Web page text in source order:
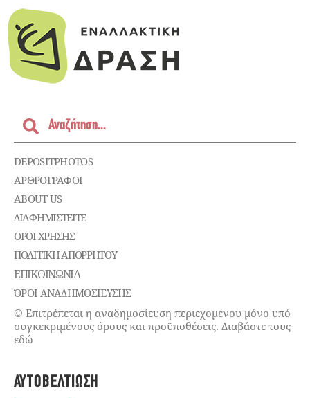
DEPOSITPHOTOS
ΑΡΘΡΟΓΡΑΦΟΙ
ABOUT US
ΔΙΑΦΗΜΙΣΤΕΊΤΕ
ΌΡΟΙ ΧΡΉΣΗΣ
ΠΟΛΙΤΙΚΉ ΑΠΟΡΡΉΤΟΥ
ΕΠΙΚΟΙΝΩΝΊΑ
ΌΡΟΙ ΑΝΑΔΗΜΟΣΙΕΥΣΗΣ
© Επιτρέπεται η αναδημοσίευση περιεχομένου μόνο υπό
συγκεκριμένους όρους και προϋποθέσεις. Διαβάστε τους
εδώ
ΑΥΤΟΒΕΛΤΊΩΣΗ